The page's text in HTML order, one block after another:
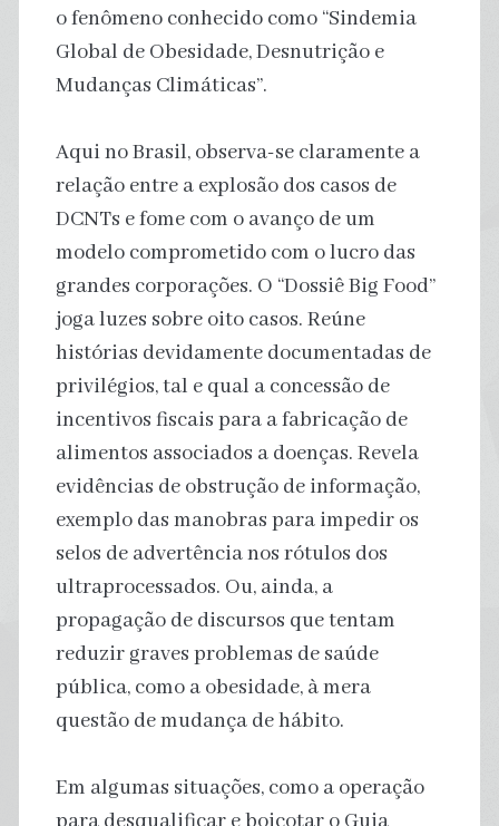
o fenômeno conhecido como “Sindemia
Global de Obesidade, Desnutrição e
Mudanças Climáticas”.
Aqui no Brasil, observa-se claramente a
relação entre a explosão dos casos de
DCNTs e fome com o avanço de um
modelo comprometido com o lucro das
grandes corporações. O “Dossiê Big Food”
joga luzes sobre oito casos. Reúne
histórias devidamente documentadas de
privilégios, tal e qual a concessão de
incentivos fiscais para a fabricação de
alimentos associados a doenças. Revela
evidências de obstrução de informação,
exemplo das manobras para impedir os
selos de advertência nos rótulos dos
ultraprocessados. Ou, ainda, a
propagação de discursos que tentam
reduzir graves problemas de saúde
pública, como a obesidade, à mera
questão de mudança de hábito.
Em algumas situações, como a operação